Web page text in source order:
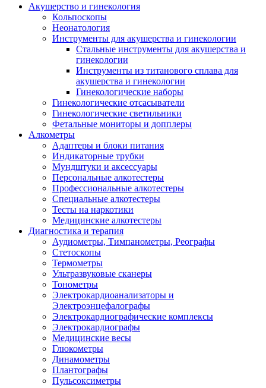
Акушерство и гинекология
Кольпоскопы
Неонатология
Инструменты для акушерства и гинекологии
Стальные инструменты для акушерства и
гинекологии
Инструменты из титанового сплава для
акушерства и гинекологии
Гинекологические наборы
Гинекологические отсасыватели
Гинекологические светильники
Фетальные мониторы и допплеры
Алкометры
Адаптеры и блоки питания
Индикаторные трубки
Мундштуки и аксессуары
Персональные алкотестеры
Профессиональные алкотестеры
Специальные алкотестеры
Тесты на наркотики
Медицинские алкотестеры
Диагностика и терапия
Аудиометры, Тимпанометры, Реографы
Стетоскопы
Термометры
Ультразвуковые сканеры
Тонометры
Электрокардиоанализаторы и
Электроэнцефалографы
Электрокардиографические комплексы
Электрокардиографы
Медицинские весы
Глюкометры
Динамометры
Плантографы
Пульсоксиметры